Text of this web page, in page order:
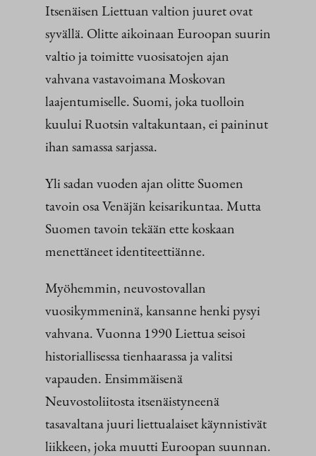
Itsenäisen Liettuan valtion juuret ovat
syvällä. Olitte aikoinaan Euroopan suurin
valtio ja toimitte vuosisatojen ajan
vahvana vastavoimana Moskovan
laajentumiselle. Suomi, joka tuolloin
kuului Ruotsin valtakuntaan, ei paininut
ihan samassa sarjassa.
Yli sadan vuoden ajan olitte Suomen
tavoin osa Venäjän keisarikuntaa. Mutta
Suomen tavoin tekään ette koskaan
menettäneet identiteettiänne.
Myöhemmin, neuvostovallan
vuosikymmeninä, kansanne henki pysyi
vahvana. Vuonna 1990 Liettua seisoi
historiallisessa tienhaarassa ja valitsi
vapauden. Ensimmäisenä
Neuvostoliitosta itsenäistyneenä
tasavaltana juuri liettualaiset käynnistivät
liikkeen, joka muutti Euroopan suunnan.